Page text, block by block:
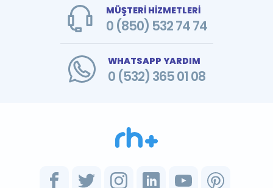
MÜŞTERİ HİZMETLERİ
0 (850) 532 74 74
WHATSAPP YARDIM
0 (532) 365 01 08